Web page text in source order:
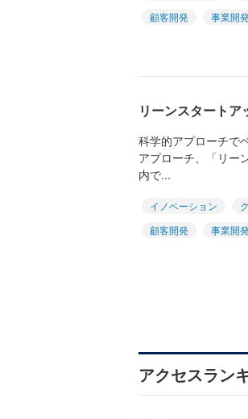
顧客開発
事業開発
リーンスタート
科学的アプローチで
アプローチ、「リー
内で...
イノベーション
顧客開発
事業開発
アクセスラン